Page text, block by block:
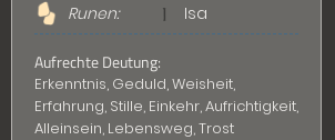
Runen:
Isa
Aufrechte Deutung:
Erkenntnis, Geduld, Weisheit,
Erfahrung, Stille, Einkehr, Aufrichtigkeit,
Alleinsein, Lebensweg, Trost